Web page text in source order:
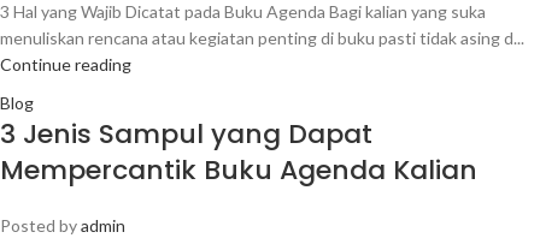
3 Hal yang Wajib Dicatat pada Buku Agenda Bagi kalian yang suka
menuliskan rencana atau kegiatan penting di buku pasti tidak asing d...
Continue reading
Blog
3 Jenis Sampul yang Dapat
Mempercantik Buku Agenda Kalian
Posted byadmin